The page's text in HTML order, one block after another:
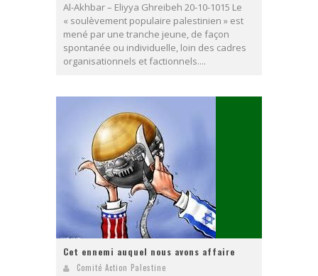
Al-Akhbar – Eliyya Ghreibeh 20-10-1015 Le
« soulèvement populaire palestinien » est
mené par une tranche jeune, de façon
spontanée ou individuelle, loin des cadres
organisationnels et factionnels....
Cet ennemi auquel nous avons affaire
Comité Action Palestine